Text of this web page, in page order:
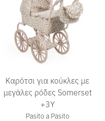
Καρότσι για κούκλες με
μεγάλες ρόδες Somerset
+3Υ
Pasito a Pasito